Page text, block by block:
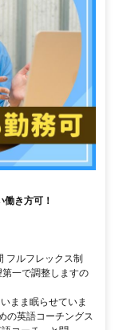
き方可！
フルフレックス制
一で調整しますの
まま眠らせていま
の英語コーチングス